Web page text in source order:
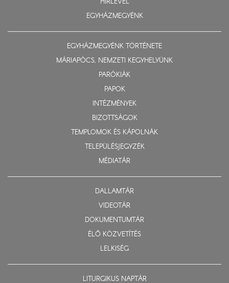
EGYHÁZMEGYÉNK
EGYHÁZMEGYÉNK TÖRTÉNETE
MÁRIAPÓCS, NEMZETI KEGYHELYÜNK
PARÓKIÁK
PAPOK
INTÉZMÉNYEK
BIZOTTSÁGOK
TEMPLOMOK ÉS KÁPOLNÁK
TELEPÜLÉSJEGYZÉK
MÉDIATÁR
DALLAMTÁR
VIDEOTÁR
DOKUMENTUMTÁR
ÉLŐ KÖZVETÍTÉS
LELKISÉG
LITURGIKUS NAPTÁR